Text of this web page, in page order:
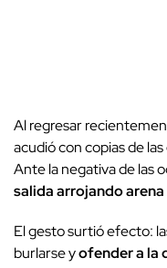
Al regresar
acudió con copias de las
Ante la negativa de las
salida arrojando arena
El gesto surtió efecto:
burlarse yofender a la